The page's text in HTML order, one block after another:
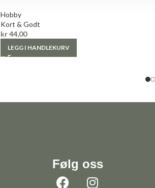
Hobby
Kort & Godt
kr44,00
LEGG I HANDLEKURV
Følg oss